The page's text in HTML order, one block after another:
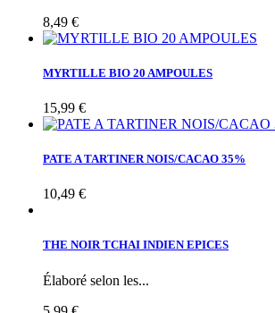
8,49 €
MYRTILLE BIO 20 AMPOULES
15,99 €
PATE A TARTINER NOIS/CACAO 35%
10,49 €
THE NOIR TCHAI INDIEN EPICES
Élaboré selon les...